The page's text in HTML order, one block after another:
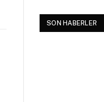
SON HABERLER